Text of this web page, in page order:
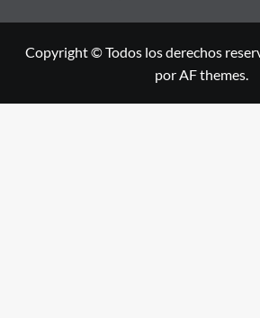
Copyright © Todos los derechos
por AF themes.